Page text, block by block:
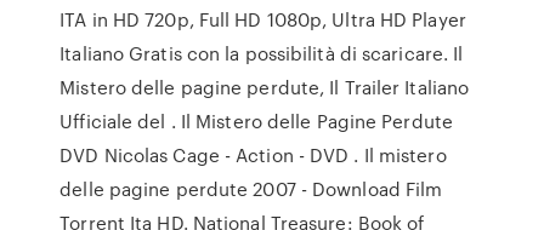
ITA in HD 720p, Full HD 1080p, Ultra HD Player
Italiano Gratis con la possibilità di scaricare. Il
Mistero delle pagine perdute, Il Trailer Italiano
Ufficiale del . Il Mistero delle Pagine Perdute
DVD Nicolas Cage - Action - DVD . Il mistero
delle pagine perdute 2007 - Download Film
Torrent Ita HD. National Treasure: Book of